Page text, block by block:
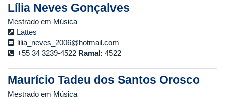
Lília Neves Gonçalves
Mestrado em Música
Lattes
lilia_neves_2006@hotmail.com
+55 34 3239-4522 Ramal: 4522
Maurício Tadeu dos Santos Orosco
Mestrado em Música